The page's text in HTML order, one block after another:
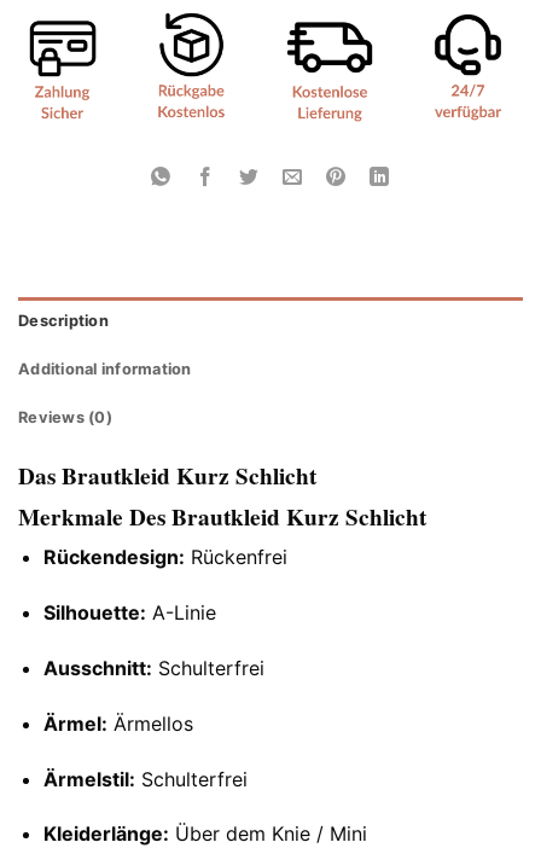
Description
Additional information
Reviews (0)
Das Brautkleid Kurz Schlicht
Merkmale Des Brautkleid Kurz Schlicht
Rückendesign: Rückenfrei
Silhouette: A-Linie
Ausschnitt: Schulterfrei
Ärmel: Ärmellos
Ärmelstil: Schulterfrei
Kleiderlänge: Über dem Knie / Mini